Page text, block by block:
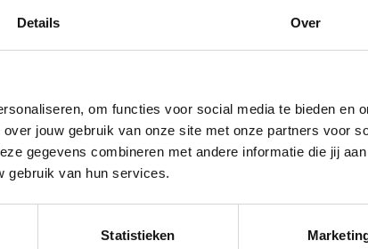
Details Over
om functies voor social media te bieden en
jouw gebruik van onze site met onze partners voor
gegevens combineren met andere informatie die jij
gebruik van hun services.
Statistieken